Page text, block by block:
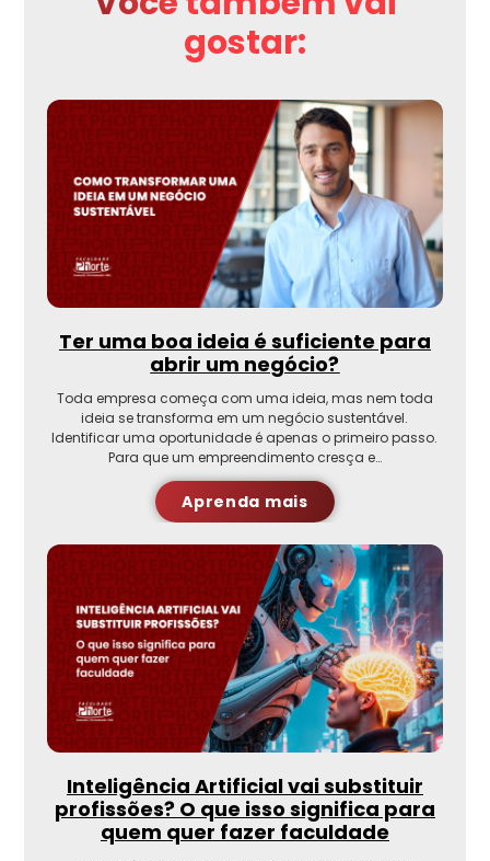
gostar:
Ter uma boa ideia é suficiente para
abrir um negócio?
Toda empresa começa com uma ideia, mas nem toda
ideia se transforma em um negócio sustentável.
Identificar uma oportunidade é apenas o primeiro passo.
Para que um empreendimento cresça e…
Aprenda mais
Inteligência Artificial vai substituir
profissões? O que isso significa para
quem quer fazer faculdade